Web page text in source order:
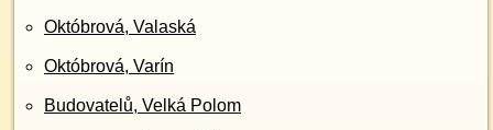
Októbrová, Valaská
Októbrová, Varín
Budovatelů, Velká Polom